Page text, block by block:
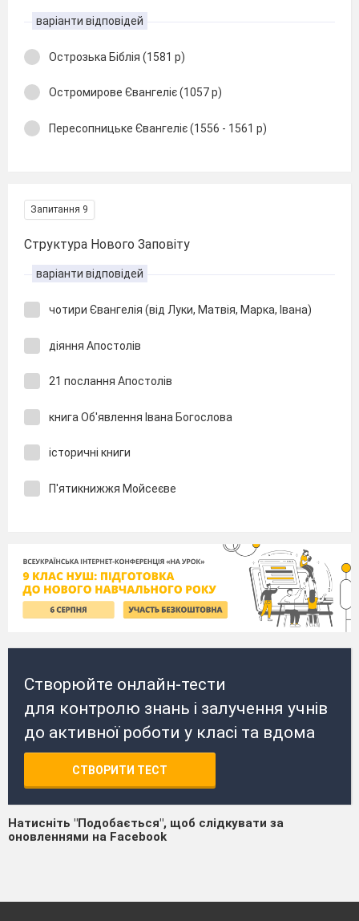
варіанти відповідей
Острозька Біблія (1581 р)
Остромирове Євангеліє (1057 р)
Пересопницьке Євангеліє (1556 - 1561 р)
Запитання 9
Структура Нового Заповіту
варіанти відповідей
чотири Євангелія (від Луки, Матвія, Марка, Івана)
діяння Апостолів
21 послання Апостолів
книга Об'явлення Івана Богослова
історичні книги
П'ятикнижжя Мойсеєве
Створюйте онлайн-тести
для контролю знань і залучення учнів
до активної роботи у класі та вдома
СТВОРИТИ ТЕСТ
Натисніть "Подобається", щоб слідкувати за
оновленнями на Facebook